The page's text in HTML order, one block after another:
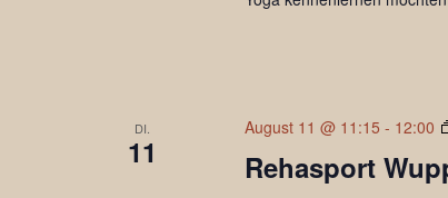
DI.
11 Rehasport
August 11 @ 11:15 - 12:00